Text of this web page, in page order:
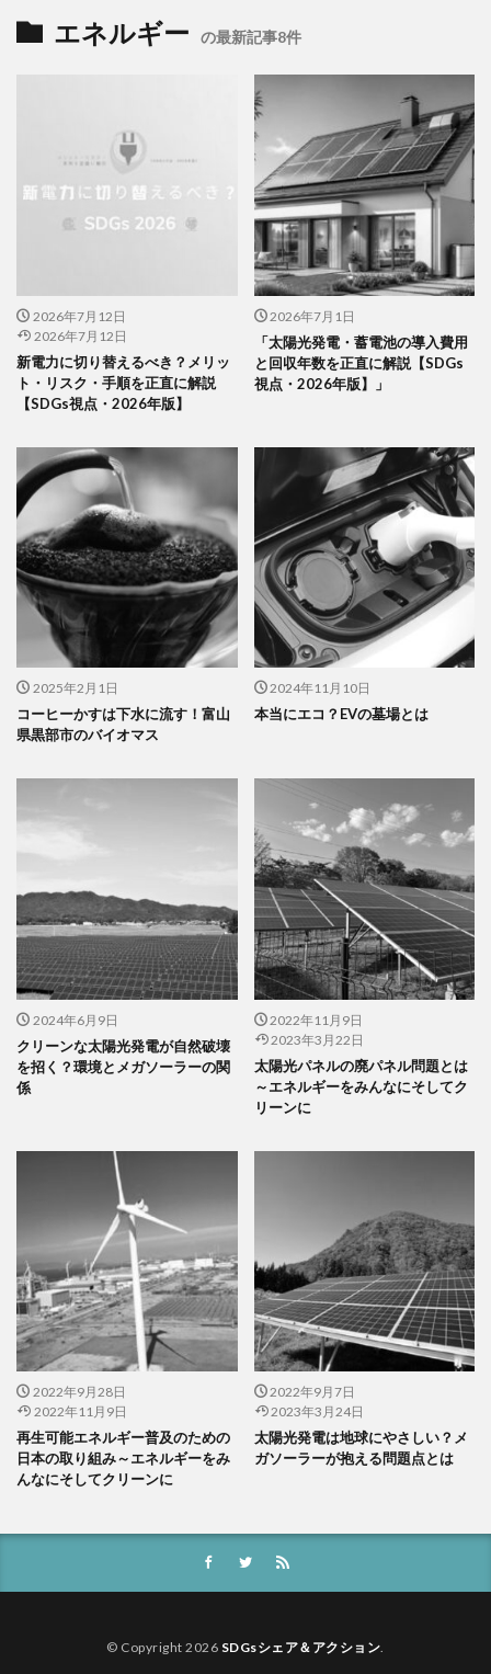
エネルギー の最新記事8件
2026年7月12日
2026年7月12日
新電力に切り替えるべき？メリッ
ト・リスク・手順を正直に解説
【SDGs視点・2026年版】
2026年7月1日
「太陽光発電・蓄電池の導入費用
と回収年数を正直に解説【SDGs
視点・2026年版】」
2025年2月1日
コーヒーかすは下水に流す！富山
県黒部市のバイオマス
2024年11月10日
本当にエコ？EVの墓場とは
2024年6月9日
クリーンな太陽光発電が自然破壊
を招く？環境とメガソーラーの関
係
2022年11月9日
2023年3月22日
太陽光パネルの廃パネル問題とは
～エネルギーをみんなにそしてク
リーンに
2022年9月28日
2022年11月9日
再生可能エネルギー普及のための
日本の取り組み～エネルギーをみ
んなにそしてクリーンに
2022年9月7日
2023年3月24日
太陽光発電は地球にやさしい？メ
ガソーラーが抱える問題点とは
© Copyright 2026 SDGsシェア＆アクション.